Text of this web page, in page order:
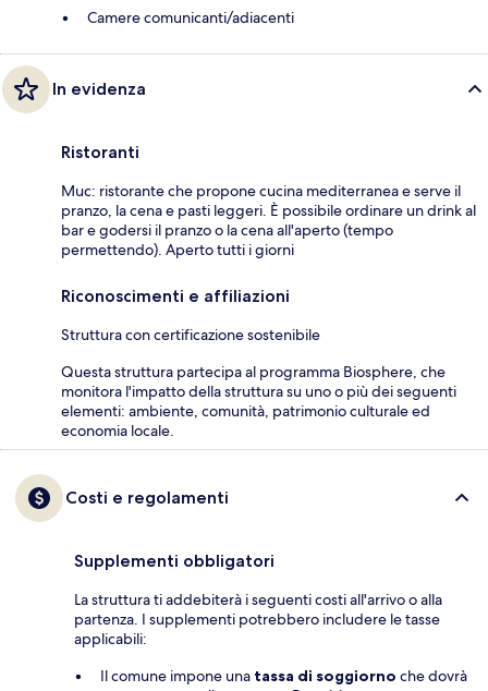
Camere comunicanti/adiacenti
In evidenza
Ristoranti
Muc: ristorante che propone cucina mediterranea e serve il
pranzo, la cena e pasti leggeri. È possibile ordinare un drink al
bar e godersi il pranzo o la cena all'aperto (tempo
permettendo). Aperto tutti i giorni
Riconoscimenti e affiliazioni
Struttura con certificazione sostenibile
Questa struttura partecipa al programma Biosphere, che
monitora l'impatto della struttura su uno o più dei seguenti
elementi: ambiente, comunità, patrimonio culturale ed
economia locale.
Costi e regolamenti
Supplementi obbligatori
La struttura ti addebiterà i seguenti costi all'arrivo o alla
partenza. I supplementi potrebbero includere le tasse
applicabili:
Il comune impone una tassa di soggiorno che dovrà